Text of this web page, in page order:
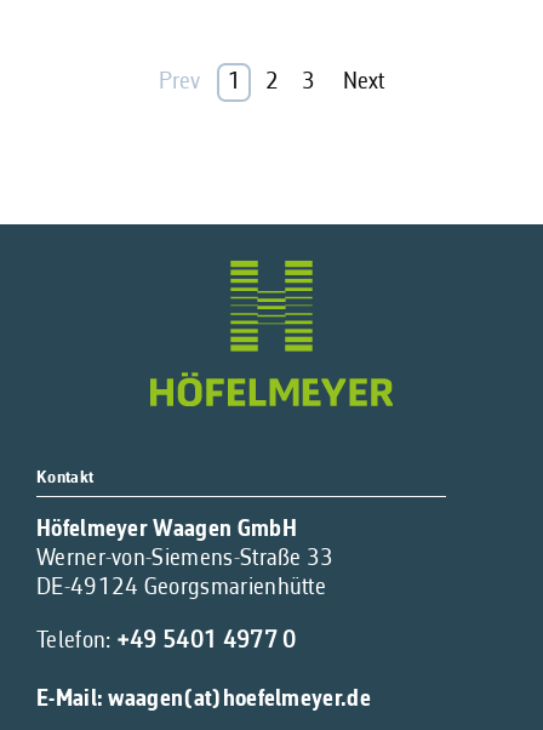
Prev 1 2 3 Next
Kontakt
Höfelmeyer Waagen GmbH
Werner-von-Siemens-Straße 33
DE-49124 Georgsmarienhütte
Telefon: +49 5401 4977 0
E-Mail:waagen(at)hoefelmeyer.de